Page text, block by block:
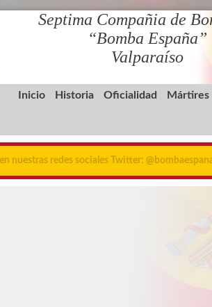
Septima Compañia de
“Bomba España”
Valparaíso
Inicio Historia Oficialidad Mártires
nuestras redes sociales Twitter: